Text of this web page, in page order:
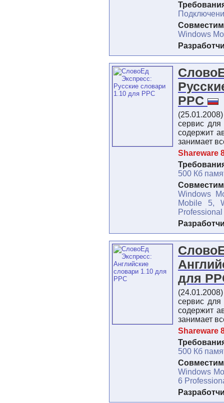
Windows
PPC
сервис
содержит
занимает
Shareware
500 Кб
Windows
Mobile 5,
Professional
для
сервис
содержит
занимает
Shareware
500 Кб
Windows
6